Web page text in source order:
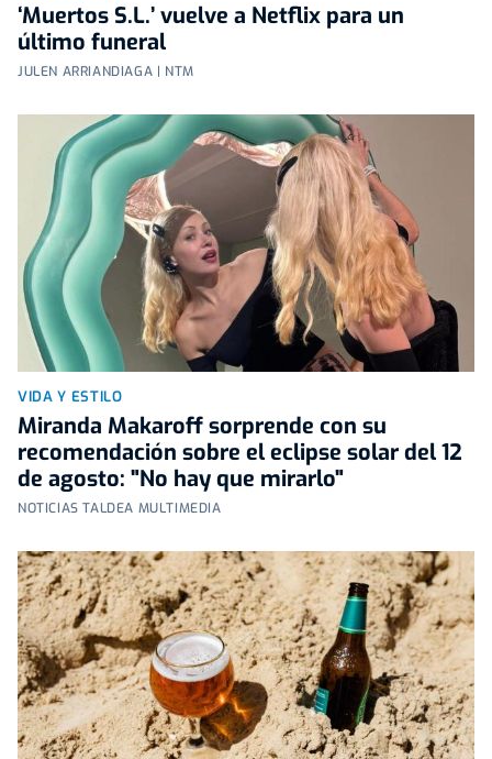
‘Muertos S.L.’ vuelve a Netflix para un
último funeral
JULEN ARRIANDIAGA | NTM
VIDA Y ESTILO
Miranda Makaroff sorprende con su
recomendación sobre el eclipse solar del 12
de agosto: "No hay que mirarlo"
NOTICIAS TALDEA MULTIMEDIA